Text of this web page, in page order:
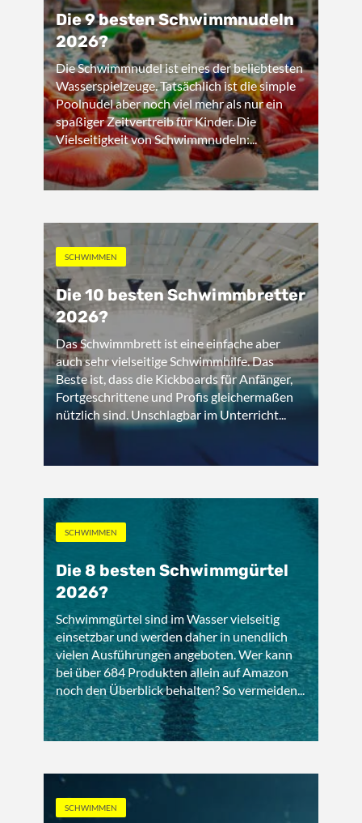
Die 9 besten Schwimmnudeln
2026?
Die Schwimmnudel ist eines der beliebtesten
Wasserspielzeuge. Tatsächlich ist die simple
Poolnudel aber noch viel mehr als nur ein
spaßiger Zeitvertreib für Kinder. Die
Vielseitigkeit von Schwimmnudeln:...
SCHWIMMEN
Die 10 besten Schwimmbretter
2026?
Das Schwimmbrett ist eine einfache aber
auch sehr vielseitige Schwimmhilfe. Das
Beste ist, dass die Kickboards für Anfänger,
Fortgeschrittene und Profis gleichermaßen
nützlich sind. Unschlagbar im Unterricht...
SCHWIMMEN
Die 8 besten Schwimmgürtel
2026?
Schwimmgürtel sind im Wasser vielseitig
einsetzbar und werden daher in unendlich
vielen Ausführungen angeboten. Wer kann
bei über 684 Produkten allein auf Amazon
noch den Überblick behalten? So vermeiden...
SCHWIMMEN